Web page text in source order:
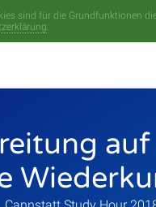
sind für die Grundfunktionen
.
auf